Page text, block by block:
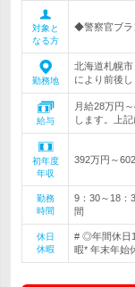
対象と
なる方
◆警察官ブラ
勤務地
北海道札幌
により前後
給与
月給28万円
します。上
初年度
年収
392万円～
勤務
時間
9：30～18：
間
休日
休暇
# ◎年間休日
暇* 年末年始